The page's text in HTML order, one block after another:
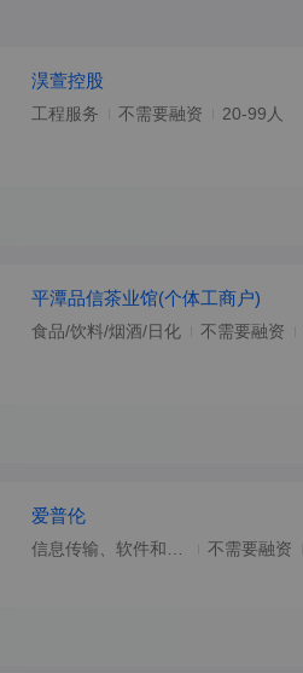
淏萱控股
工程服务 不需要融资 20-99人
平潭品信茶业馆(个体工商户)
食品/饮料/烟酒/日化 不需要融资
爱普伦
不需要融资